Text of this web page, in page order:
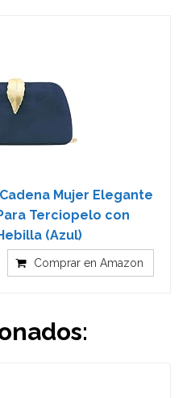
Mujer Elegante
Terciopelo con
(Azul)
Comprar en Amazon